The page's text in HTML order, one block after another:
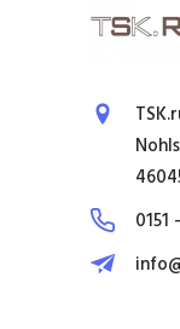
0151